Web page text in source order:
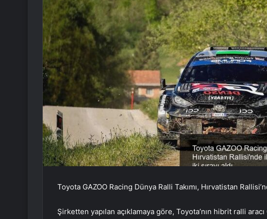
Toyota GAZOO Racing Dünya Ralli Takımı, Hırvatistan
Şirketten yapılan açıklamaya göre, Toyota’nın hibrit ralli aracı